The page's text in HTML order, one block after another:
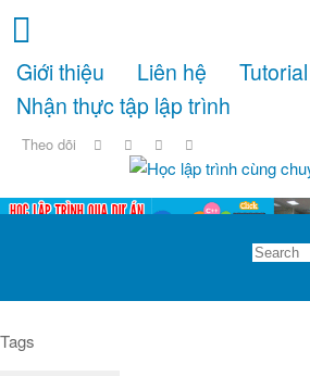
Giới thiệu Liên hệ
Tutorial
Nhận thực tập lập trình
Theo dõi
Tags